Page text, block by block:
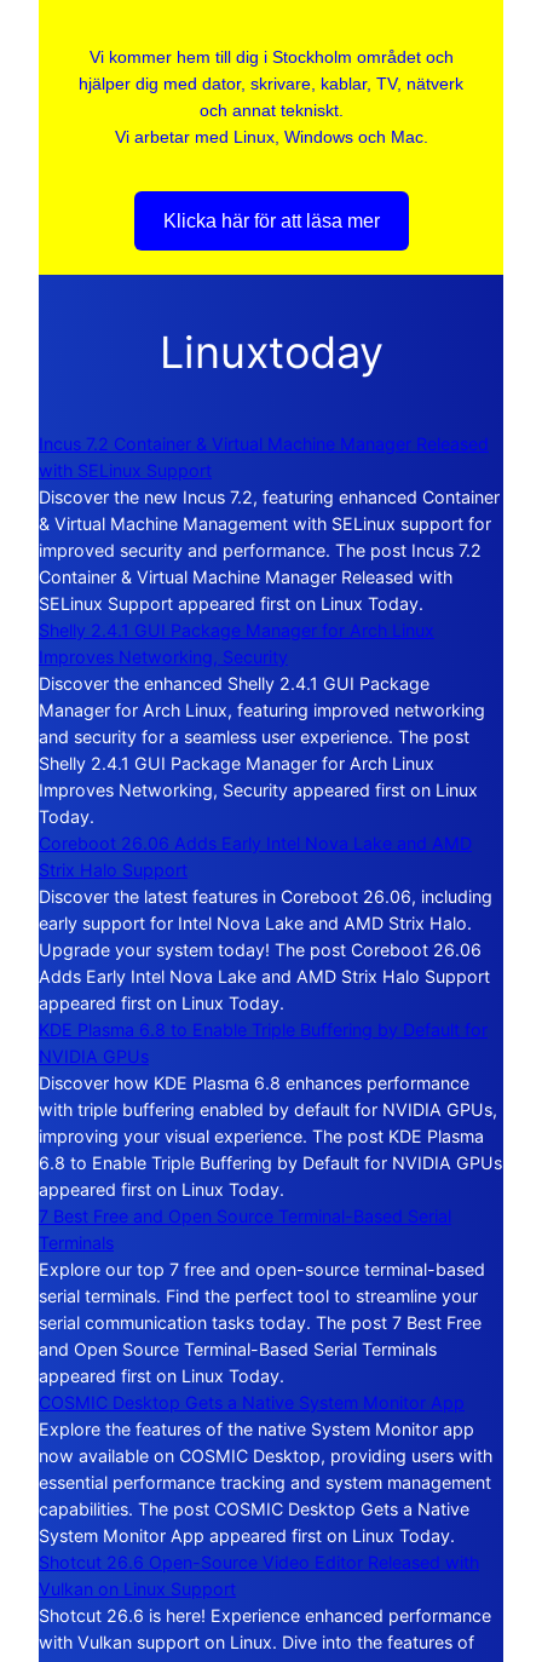
Vi kommer hem till dig i Stockholm området och
hjälper dig med dator, skrivare, kablar, TV, nätverk
och annat tekniskt.
Vi arbetar med Linux, Windows och Mac.
Klicka här för att läsa mer
Linuxtoday
Incus 7.2 Container & Virtual Machine Manager Released
with SELinux Support
Discover the new Incus 7.2, featuring enhanced Container
& Virtual Machine Management with SELinux support for
improved security and performance. The post Incus 7.2
Container & Virtual Machine Manager Released with
SELinux Support appeared first on Linux Today.
Shelly 2.4.1 GUI Package Manager for Arch Linux
Improves Networking, Security
Discover the enhanced Shelly 2.4.1 GUI Package
Manager for Arch Linux, featuring improved networking
and security for a seamless user experience. The post
Shelly 2.4.1 GUI Package Manager for Arch Linux
Improves Networking, Security appeared first on Linux
Today.
Coreboot 26.06 Adds Early Intel Nova Lake and AMD
Strix Halo Support
Discover the latest features in Coreboot 26.06, including
early support for Intel Nova Lake and AMD Strix Halo.
Upgrade your system today! The post Coreboot 26.06
Adds Early Intel Nova Lake and AMD Strix Halo Support
appeared first on Linux Today.
KDE Plasma 6.8 to Enable Triple Buffering by Default for
NVIDIA GPUs
Discover how KDE Plasma 6.8 enhances performance
with triple buffering enabled by default for NVIDIA GPUs,
improving your visual experience. The post KDE Plasma
6.8 to Enable Triple Buffering by Default for NVIDIA GPUs
appeared first on Linux Today.
7 Best Free and Open Source Terminal-Based Serial
Terminals
Explore our top 7 free and open-source terminal-based
serial terminals. Find the perfect tool to streamline your
serial communication tasks today. The post 7 Best Free
and Open Source Terminal-Based Serial Terminals
appeared first on Linux Today.
COSMIC Desktop Gets a Native System Monitor App
Explore the features of the native System Monitor app
now available on COSMIC Desktop, providing users with
essential performance tracking and system management
capabilities. The post COSMIC Desktop Gets a Native
System Monitor App appeared first on Linux Today.
Shotcut 26.6 Open-Source Video Editor Released with
Vulkan on Linux Support
Shotcut 26.6 is here! Experience enhanced performance
with Vulkan support on Linux. Dive into the features of